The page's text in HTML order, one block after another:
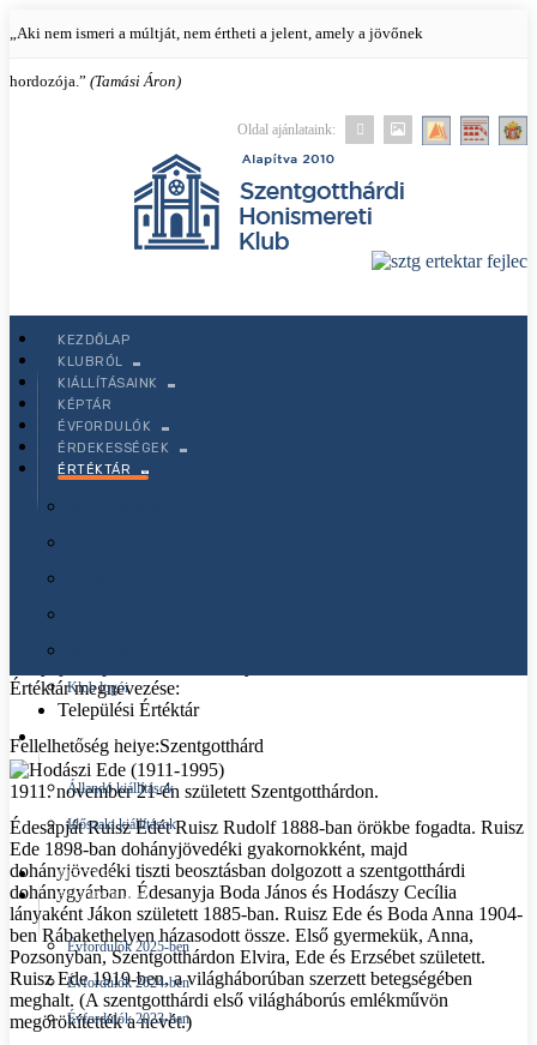
„Aki nem ismeri a múltját, nem értheti a jelent, amely a jövőnek
hordozója.” (Tamási Áron)
Oldal ajánlataink:
Mi történt mostanában?
Küldetésünk és tevékenységünk
Klubtagok
Klub logói
KIÁLLÍTÁSAINK
Állandó kiállítások
Időszaki kiállítások
KÉPTÁR
ÉVFORDULÓK
Évfordulók 2025-ben
Évfordulók 2024-ben
Évfordulók 2023-ban
KEZDŐLAP
KLUBRÓL
KIÁLLÍTÁSAINK
KÉPTÁR
ÉVFORDULÓK
ÉRDEKESSÉGEK
ÉRTÉKTÁR
Értéktár
Hodászi Ede (1911-1995)
Értéktárba rögzítve:
Utolsó módosítás dátuma:
Értéktár megnevezése:
Települési Értéktár
Fellelhetőség helye:Szentgotthárd
1911. november 21-én született Szentgotthárdon.
Édesapját Ruisz Edét Ruisz Rudolf 1888-ban örökbe fogadta. Ruisz
Ede 1898-ban dohányjövedéki gyakornokként, majd
dohányjövedéki tiszti beosztásban dolgozott a szentgotthárdi
dohánygyárban. Édesanyja Boda János és Hodászy Cecília
lányaként Jákon született 1885-ban. Ruisz Ede és Boda Anna 1904-
ben Rábakethelyen házasodott össze. Első gyermekük, Anna,
Pozsonyban, Szentgotthárdon Elvira, Ede és Erzsébet született.
Ruisz Ede 1919-ben, a világháborúban szerzett betegségében
meghalt. (A szentgotthárdi első világháborús emlékművön
megörökítették a nevét.)